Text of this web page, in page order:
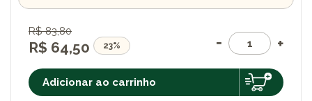
R$ 83,80
R$ 64,50 23%
Adicionar ao carrinho